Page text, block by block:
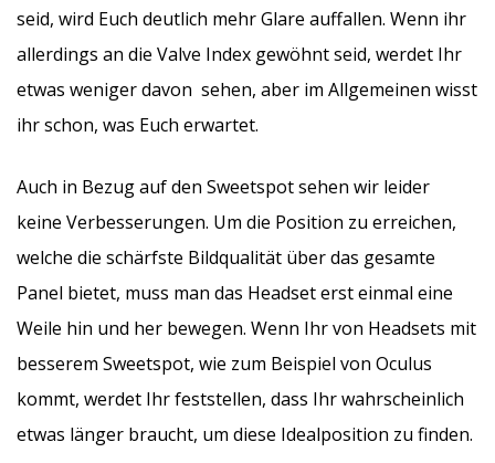
seid, wird Euch deutlich mehr Glare auffallen. Wenn ihr
allerdings an die Valve Index gewöhnt seid, werdet Ihr
etwas weniger davon sehen, aber im Allgemeinen wisst
ihr schon, was Euch erwartet.
Auch in Bezug auf den Sweetspot sehen wir leider
keine Verbesserungen. Um die Position zu erreichen,
welche die schärfste Bildqualität über das gesamte
Panel bietet, muss man das Headset erst einmal eine
Weile hin und her bewegen. Wenn Ihr von Headsets mit
besserem Sweetspot, wie zum Beispiel von Oculus
kommt, werdet Ihr feststellen, dass Ihr wahrscheinlich
etwas länger braucht, um diese Idealposition zu finden.